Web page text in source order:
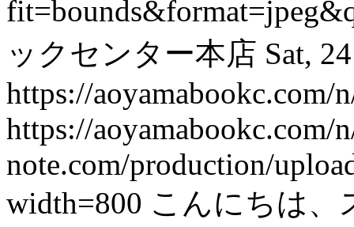
ックセンター本店 Sat,
https://aoyamabookc.com/
https://aoyamabookc.com/
note.com/production/
width=800 こんにちは、